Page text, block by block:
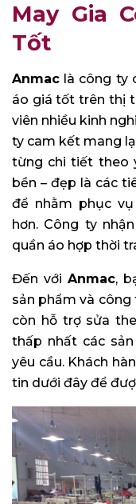
May Gia
Tốt
Anmac là công ty
áo giá tốt trên thị
viên nhiều kinh
ty cam kết mang
từng chi tiết theo
bền – đẹp là các
để nhằm phục
hơn. Công ty
quần áo hợp thời
Đến với Anmac,
sản phẩm và công
còn hỗ trợ sửa
thấp nhất các
yêu cầu. Khách
tin dưới đây để